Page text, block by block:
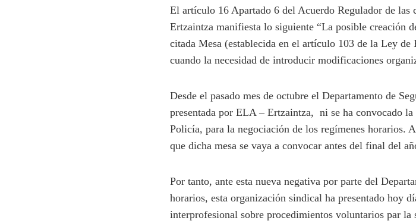
El artículo 16 Apartado 6 del Acuerdo Regulador de las
Ertzaintza manifiesta lo siguiente “La posible creación
citada Mesa (establecida en el artículo 103 de la Ley
cuando la necesidad de introducir modificaciones
Desde el pasado mes de octubre el Departamento de
presentada por ELA – Ertzaintza, ni se ha convocado
Policía, para la negociación de los regímenes horarios.
que dicha mesa se vaya a convocar antes del final del
Por tanto, ante esta nueva negativa por parte del
horarios, esta organización sindical ha presentado hoy
interprofesional sobre procedimientos voluntarios par